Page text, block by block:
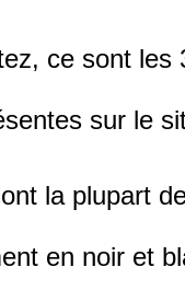
ce sont les
sur le
la plupart
en noir et